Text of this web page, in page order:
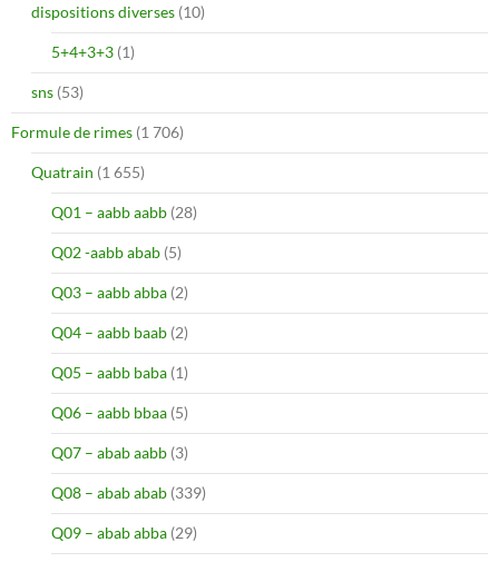
dispositions diverses (10)
5+4+3+3 (1)
sns (53)
Formule de rimes (1 706)
Quatrain (1 655)
Q01 – aabb aabb (28)
Q02 -aabb abab (5)
Q03 – aabb abba (2)
Q04 – aabb baab (2)
Q05 – aabb baba (1)
Q06 – aabb bbaa (5)
Q07 – abab aabb (3)
Q08 – abab abab (339)
Q09 – abab abba (29)